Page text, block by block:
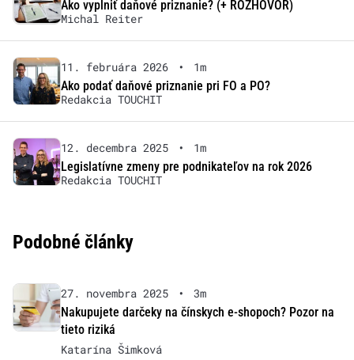
Ako vyplniť daňové priznanie? (+ ROZHOVOR)
Michal Reiter
11. februára 2026 •
1m
Ako podať daňové priznanie pri FO a PO?
Redakcia TOUCHIT
12. decembra 2025 •
1m
Legislatívne zmeny pre podnikateľov na rok 2026
Redakcia TOUCHIT
Podobné články
27. novembra 2025 •
3m
Nakupujete darčeky na čínskych e-shopoch? Pozor na
tieto riziká
Katarína Šimková